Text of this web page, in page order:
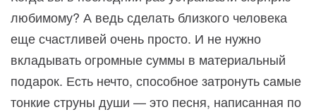
любимому? А ведь сделать близкого человека
еще счастливей очень просто. И не нужно
вкладывать огромные суммы в материальный
подарок. Есть нечто, способное затронуть самые
тонкие струны души — это песня, написанная по